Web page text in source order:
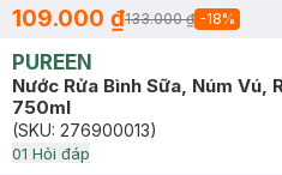
109.000 ₫133.000 ₫ -18%
PUREEN
Nước Rửa Bình Sữa, Núm Vú,
750ml
(SKU: 276900013)
01 Hỏi đáp